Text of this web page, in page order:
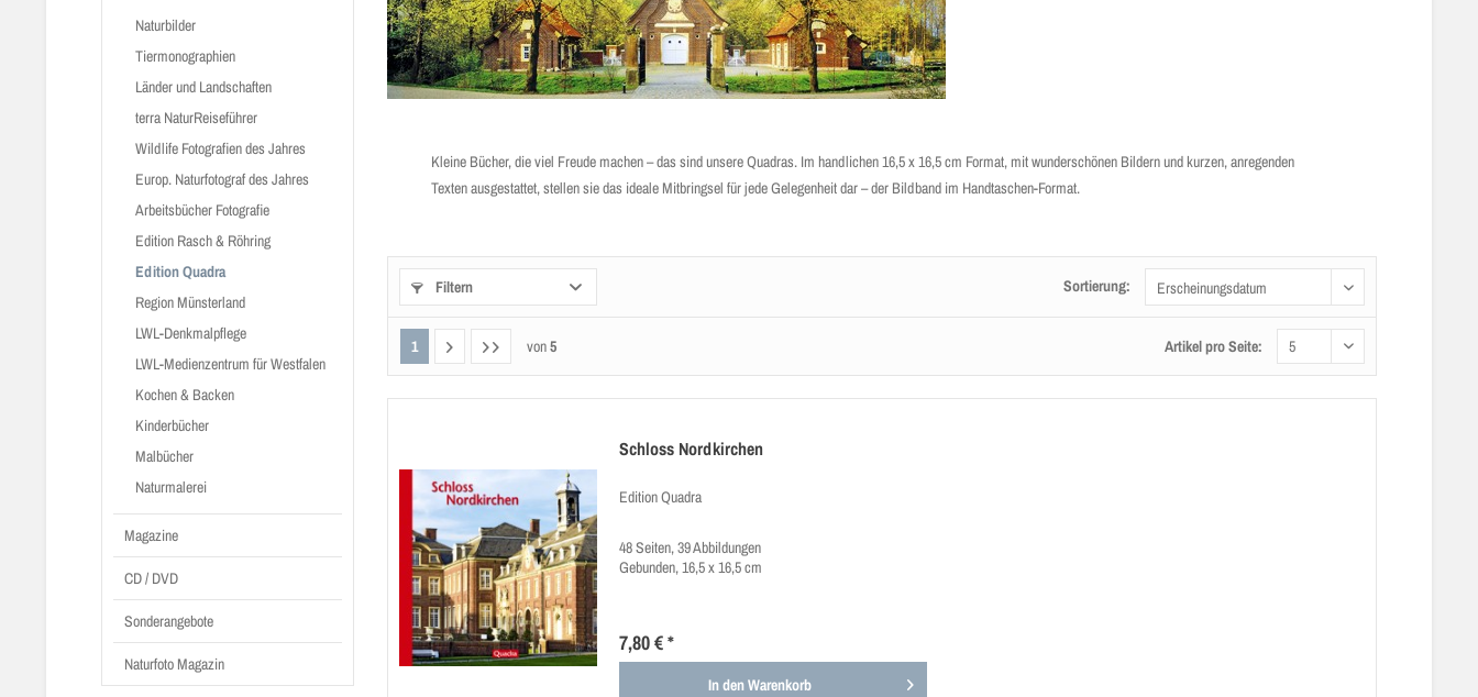
Naturbilder
Tiermonographien
Länder und Landschaften
terra NaturReiseführer
Wildlife Fotografien des Jahres
Europ. Naturfotograf des Jahres
Arbeitsbücher Fotografie
Edition Rasch & Röhring
Edition Quadra
Region Münsterland
LWL-Denkmalpflege
LWL-Medienzentrum für Westfalen
Kochen & Backen
Kinderbücher
Malbücher
Naturmalerei
Magazine
CD / DVD
Sonderangebote
Naturfoto Magazin
Kleine Bücher, die viel Freude machen – das sind unsere Quadras. Im handlichen 16,5 x 16,5 cm Format, mit wunderschönen Bildern und kurzen, anregenden
Texten aus­gestattet, stellen sie das ideale Mitbringsel für jede Gelegenheit dar – der Bildband im Handtaschen-Format.
Filtern Sortierung:
1 von5 Artikel pro Seite:
Schloss Nordkirchen
Edition Quadra
48 Seiten, 39 Abbildungen
Gebunden, 16,5 x 16,5 cm
7,80 € *
In denWarenkorb